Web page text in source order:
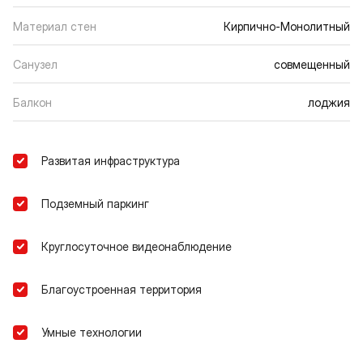
Материал стен Кирпично-Монолитный
Санузел совмещенный
Балкон лоджия
Развитая инфраструктура
Подземный паркинг
Круглосуточное видеонаблюдение
Благоустроенная территория
Умные технологии